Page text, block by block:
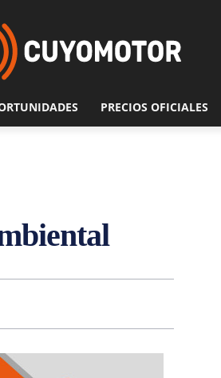
PRECIOS OFICIALES